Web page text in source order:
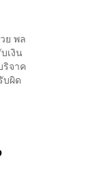
ย พล
เงิน
ริจาค
บผิด